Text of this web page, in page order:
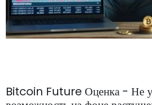
Bitcoin Future Оценка - Не